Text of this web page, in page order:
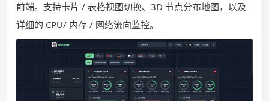
前端。支持卡片 / 表格视图切换、3D 节点分布地图，以及
详细的 CPU/ 内存 / 网络流向监控。